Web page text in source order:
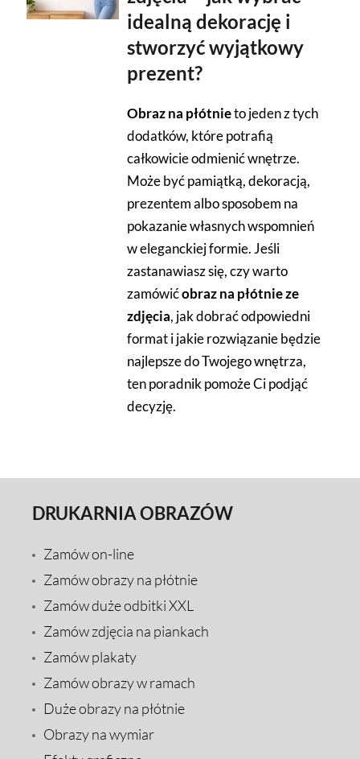
idealną dekorację i
stworzyć wyjątkowy
prezent?
Obraz na płótnieto jeden z tych
dodatków, które potrafią
całkowicie odmienić wnętrze.
Może być pamiątką, dekoracją,
prezentem albo sposobem na
pokazanie własnych wspomnień
w eleganckiej formie. Jeśli
zastanawiasz się, czy warto
zamówićobraz na płótnie ze
zdjęcia, jak dobrać odpowiedni
format i jakie rozwiązanie będzie
najlepsze do Twojego wnętrza,
ten poradnik pomoże Ci podjąć
decyzję.
DRUKARNIA OBRAZÓW
Zamów on-line
Zamów obrazy na płótnie
Zamów duże odbitki XXL
Zamów zdjęcia na piankach
Zamów plakaty
Zamów obrazy w ramach
Duże obrazy na płótnie
Obrazy na wymiar